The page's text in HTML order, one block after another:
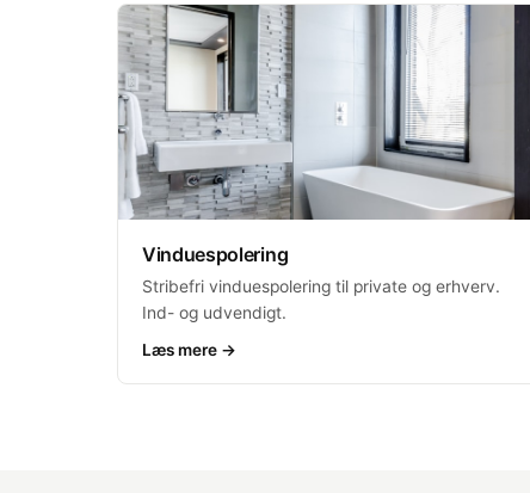
Vinduespolering
Stribefri vinduespolering til private og erhverv.
Ind- og udvendigt.
Læs mere →